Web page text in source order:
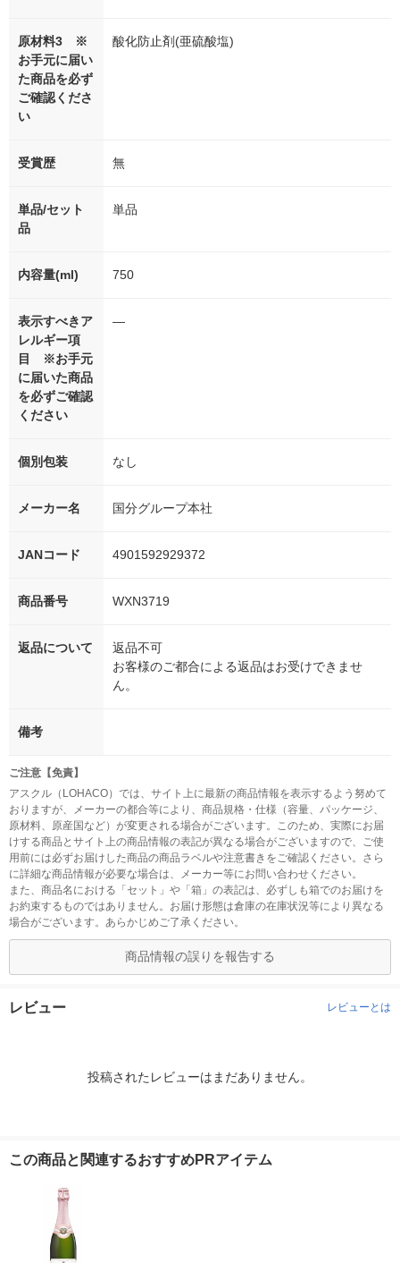
原材料3 ※
お手元に届い
た商品を必ず
ご確認くださ
い
酸化防止剤(亜硫酸塩)
受賞歴 無
単品/セット
品
単品
内容量(ml) 750
表示すべきア
レルギー項
目 ※お手元
に届いた商品
を必ずご確認
ください
―
個別包装 なし
メーカー名 国分グループ本社
JANコード 4901592929372
商品番号 WXN3719
返品について
返品不可
お客様のご都合による返品はお受けできませ
ん。
備考
ご注意【免責】
アスクル（LOHACO）では、サイト上に最新の商品情報を表示するよう努めて
おりますが、メーカーの都合等により、商品規格・仕様（容量、パッケージ、
原材料、原産国など）が変更される場合がございます。このため、実際にお届
けする商品とサイト上の商品情報の表記が異なる場合がございますので、ご使
用前には必ずお届けした商品の商品ラベルや注意書きをご確認ください。さら
に詳細な商品情報が必要な場合は、メーカー等にお問い合わせください。
また、商品名における「セット」や「箱」の表記は、必ずしも箱でのお届けを
お約束するものではありません。お届け形態は倉庫の在庫状況等により異なる
場合がございます。あらかじめご了承ください。
商品情報の誤りを報告する
レビュー レビューとは
投稿されたレビューはまだありません。
この商品と関連するおすすめPRアイテム